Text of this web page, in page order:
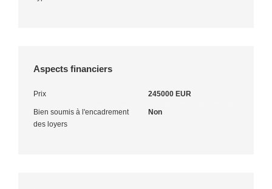
Aspects financiers
Prix 245000 EUR
Bien soumis à l'encadrement
des loyers
Non